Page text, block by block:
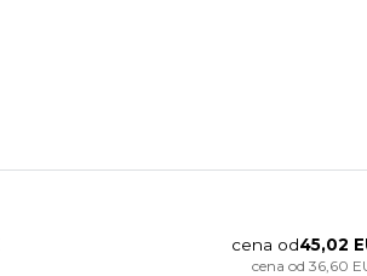
cena od45,02
cena od 36,60